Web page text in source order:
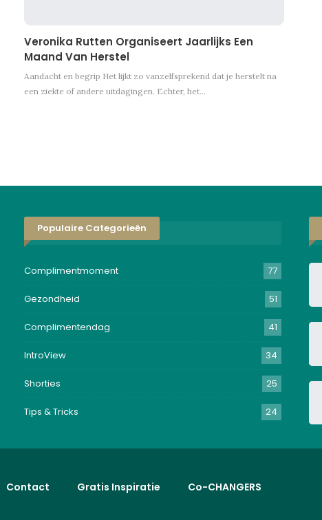
Veronika Rutten Organiseert Jaarlijks Een
Maand Van Herstel
Aandacht en begrip Het lijkt zo vanzelfsprekend dat je herstelt na
een ziekte of andere uitdagingen. Echter, het…
Populaire Categorieën
Complimentmoment 77
Gezondheid 51
Complimentendag 41
IntroView 34
Shorties 25
Tips & Tricks 24
Contact Gratis Inspiratie Co-CHANGERS